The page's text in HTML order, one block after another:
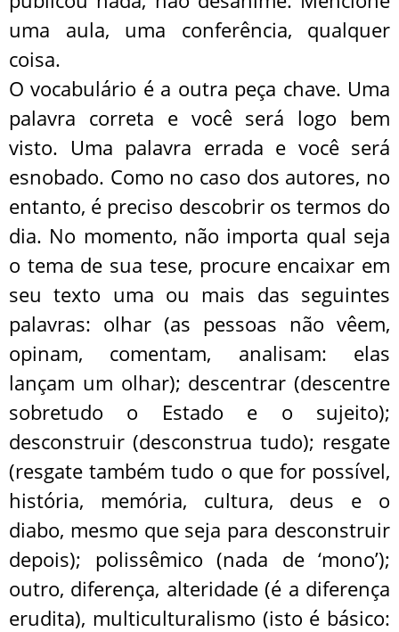
uma aula, uma conferência, qualquer
coisa.
O vocabulário é a outra peça chave. Uma
palavra correta e você será logo bem
visto. Uma palavra errada e você será
esnobado. Como no caso dos autores, no
entanto, é preciso descobrir os termos do
dia. No momento, não importa qual seja
o tema de sua tese, procure encaixar em
seu texto uma ou mais das seguintes
palavras: olhar (as pessoas não vêem,
opinam, comentam, analisam: elas
lançam um olhar); descentrar (descentre
sobretudo o Estado e o sujeito);
desconstruir (desconstrua tudo); resgate
(resgate também tudo o que for possível,
história, memória, cultura, deus e o
diabo, mesmo que seja para desconstruir
depois); polissêmico (nada de ‘mono’);
outro, diferença, alteridade (é a diferença
erudita), multiculturalismo (isto é básico: